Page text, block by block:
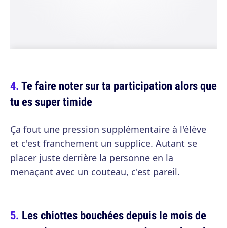
Te faire noter sur ta participation alors que
tu es super timide
Ça fout une pression supplémentaire à l'élève
et c'est franchement un supplice. Autant se
placer juste derrière la personne en la
menaçant avec un couteau, c'est pareil.
Les chiottes bouchées depuis le mois de